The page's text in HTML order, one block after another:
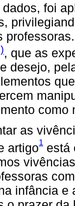
foi
, que as
desejo,
como
as
artigo1 está
infância